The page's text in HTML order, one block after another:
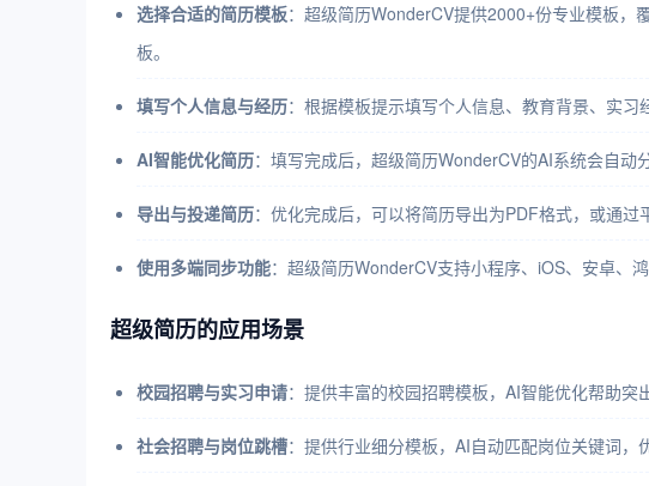
选择合适的简历模板：超级简历WonderCV提供2000+份专业模板，
板。
填写个人信息与经历：根据模板提示填写个人信息、教育背景、实
AI智能优化简历：填写完成后，超级简历WonderCV的AI系统会自动
导出与投递简历：优化完成后，可以将简历导出为PDF格式，或通过
使用多端同步功能：超级简历WonderCV支持小程序、iOS、安卓、
超级简历的应用场景
校园招聘与实习申请：提供丰富的校园招聘模板，AI智能优化帮助突
社会招聘与岗位跳槽：提供行业细分模板，AI自动匹配岗位关键词，